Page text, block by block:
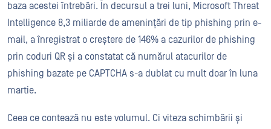
baza acestei întrebări. În decursul a trei luni, Microsoft Threat
Intelligence 8,3 miliarde de amenințări de tip phishing prin e-
mail, a înregistrat o creștere de 146% a cazurilor de phishing
prin coduri QR și a constatat că numărul atacurilor de
phishing bazate pe CAPTCHA s-a dublat cu mult doar în luna
martie.
Ceea ce contează nu este volumul. Ci viteza schimbării și